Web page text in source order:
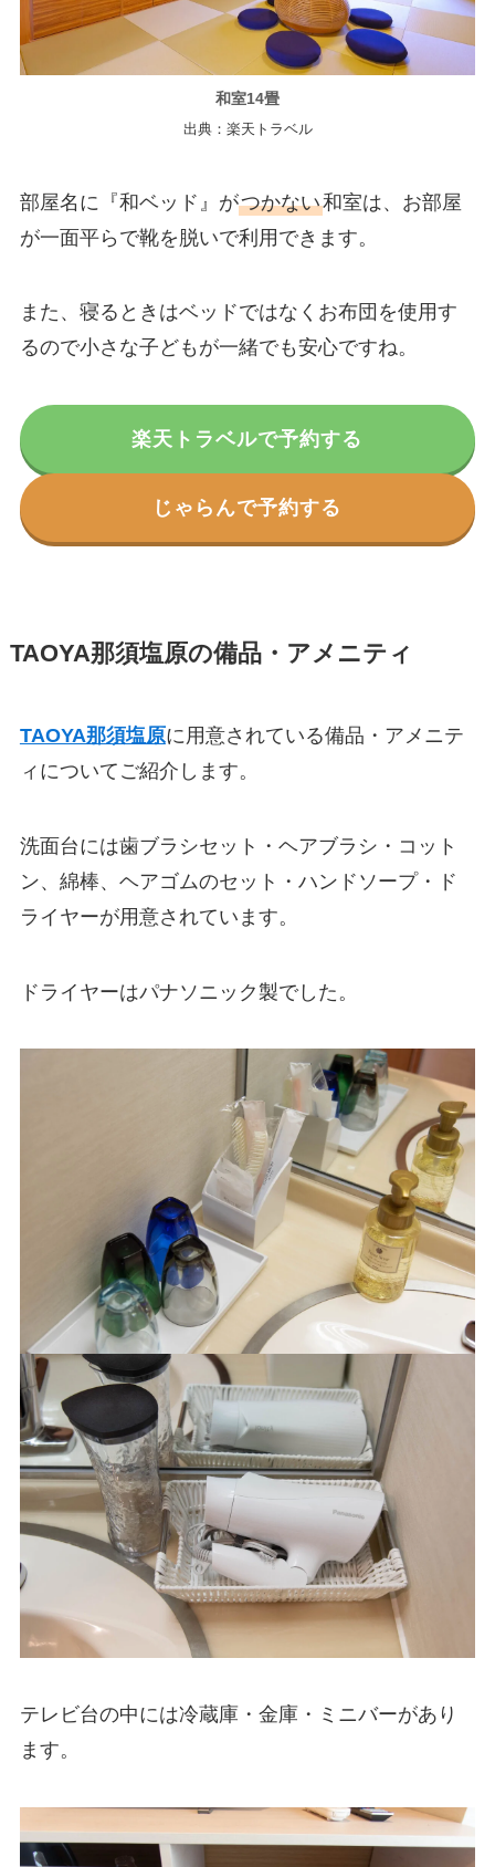
和室14畳
出典：楽天トラベル
部屋名に『和ベッド』がつかない和室は、お部屋
が一面平らで靴を脱いで利用できます。
また、寝るときはベッドではなくお布団を使用す
るので小さな子どもが一緒でも安心ですね。
楽天トラベルで予約する
じゃらんで予約する
TAOYA那須塩原の備品・アメニティ
TAOYA那須塩原に用意されている備品・アメニテ
ィについてご紹介します。
洗面台には歯ブラシセット・ヘアブラシ・コット
ン、綿棒、ヘアゴムのセット・ハンドソープ・ド
ライヤーが用意されています。
ドライヤーはパナソニック製でした。
テレビ台の中には冷蔵庫・金庫・ミニバーがあり
ます。